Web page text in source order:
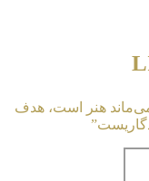
هنر است، هدف